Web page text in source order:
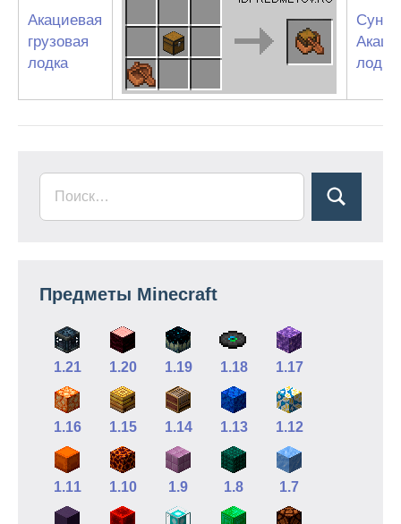
Акациевая
грузовая
лодка
лодка
Предметы Minecraft
1.21 1.20 1.19 1.18 1.17
1.16 1.15 1.14 1.13 1.12
1.11 1.10 1.9 1.8 1.7